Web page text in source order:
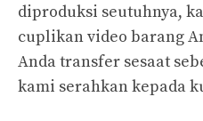
diproduksi seutuhnya,
cuplikan video barang
Anda transfer sesaat
kami serahkan kepada